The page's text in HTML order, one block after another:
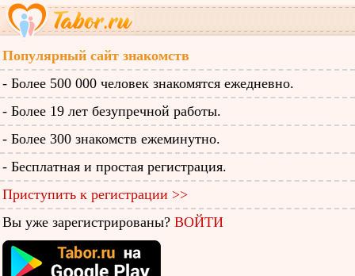
Популярный сайт знакомств
- Более 500 000 человек знакомятся ежедневно.
- Более 19 лет безупречной работы.
- Более 300 знакомств ежеминутно.
- Бесплатная и простая регистрация.
Приступить к регистрации >>
Вы уже зарегистрированы? ВОЙТИ